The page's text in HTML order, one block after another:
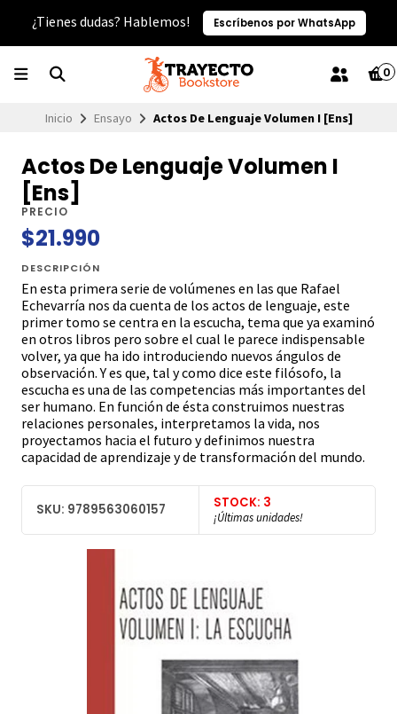
¿Tienes dudas? Hablemos! Escríbenos por WhatsApp
0
Inicio Ensayo Actos De Lenguaje Volumen I [Ens]
Actos De Lenguaje Volumen I
[Ens]
PRECIO
$21.990
DESCRIPCIÓN
En esta primera serie de volúmenes en las que Rafael
Echevarría nos da cuenta de los actos de lenguaje, este
primer tomo se centra en la escucha, tema que ya examinó
en otros libros pero sobre el cual le parece indispensable
volver, ya que ha ido introduciendo nuevos ángulos de
observación. Y es que, tal y como dice este filósofo, la
escucha es una de las competencias más importantes del
ser humano. En función de ésta construimos nuestras
relaciones personales, interpretamos la vida, nos
proyectamos hacia el futuro y definimos nuestra
capacidad de aprendizaje y de transformación del mundo.
SKU: 9789563060157 STOCK: 3
¡Últimas unidades!